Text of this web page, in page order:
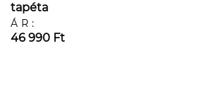
tapéta
ÁR:
46 990 Ft